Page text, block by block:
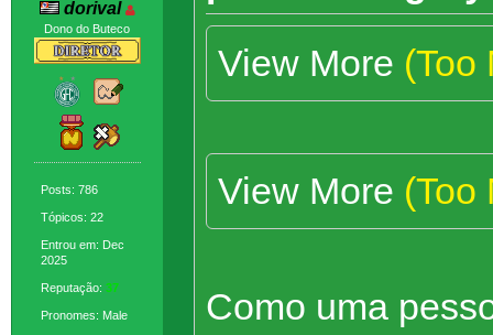
dorival
Dono do Buteco
Posts: 786
Tópicos: 22
Entrou em: Dec
2025
Reputação: 37
Pronomes: Male
View More (Too
View More (Too
Como uma